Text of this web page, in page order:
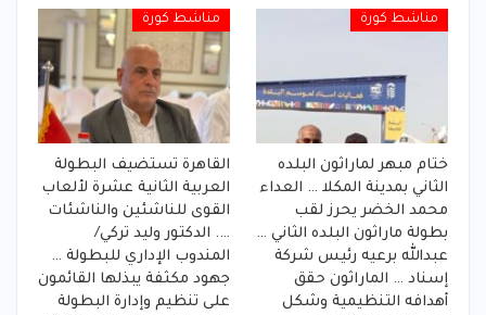
مناشط كورة
ختام مبهر لماراثون البلده
الثاني بمدينة المكلا … العداء
محمد الخضر يحرز لقب
بطولة ماراثون البلده الثاني …
عبدالله برعيه رئيس شركة
إسناد … الماراثون حقق
أهدافه التنظيمية وشكل
مناشط كورة
القاهرة تستضيف البطولة
العربية الثانية عشرة لألعاب
القوى للناشئين والناشئات
…. الدكتور وليد تركي/
المندوب الإداري للبطولة …
جهود مكثفة يبذلها القائمون
على تنظيم وإدارة البطولة